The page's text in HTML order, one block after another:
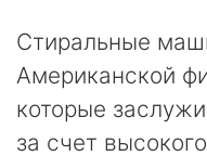
Стиральные
Американской
которые
за счет